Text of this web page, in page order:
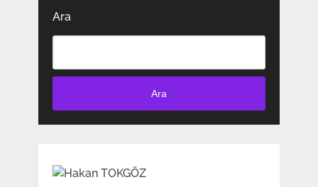
Ara
Ara